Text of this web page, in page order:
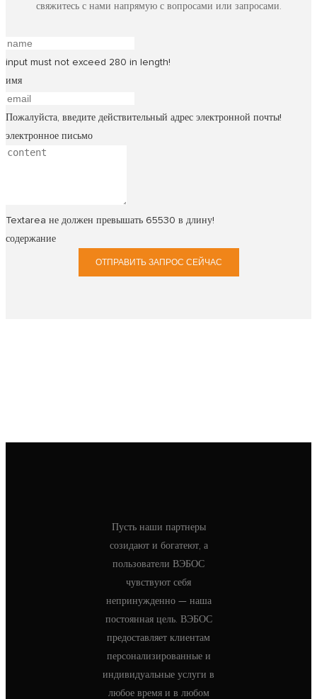
свяжитесь с нами напрямую с вопросами или запросами.
input must not exceed 280 in length!
имя
Пожалуйста, введите действительный адрес электронной почты!
электронное письмо
Textarea не должен превышать 65530 в длину!
содержание
ОТПРАВИТЬ ЗАПРОС СЕЙЧАС
Пусть наши партнеры
созидают и богатеют, а
пользователи ВЭБОС
чувствуют себя
непринужденно — наша
постоянная цель. ВЭБОС
предоставляет клиентам
персонализированные и
индивидуальные услуги в
любое время и в любом